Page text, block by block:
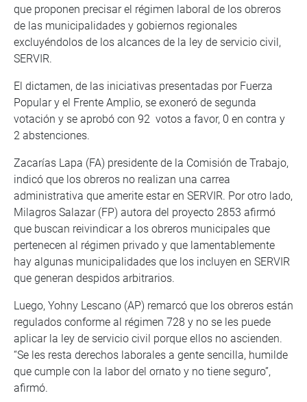
que proponen precisar el régimen laboral de los obreros
de las municipalidades y gobiernos regionales
excluyéndolos de los alcances de la ley de servicio civil,
SERVIR.
El dictamen, de las iniciativas presentadas por Fuerza
Popular y el Frente Amplio, se exoneró de segunda
votación y se aprobó con 92 votos a favor, 0 en contra y
2 abstenciones.
Zacarías Lapa (FA) presidente de la Comisión de Trabajo,
indicó que los obreros no realizan una carrea
administrativa que amerite estar en SERVIR. Por otro lado,
Milagros Salazar (FP) autora del proyecto 2853 afirmó
que buscan reivindicar a los obreros municipales que
pertenecen al régimen privado y que lamentablemente
hay algunas municipalidades que los incluyen en SERVIR
que generan despidos arbitrarios.
Luego, Yohny Lescano (AP) remarcó que los obreros están
regulados conforme al régimen 728 y no se les puede
aplicar la ley de servicio civil porque ellos no ascienden.
“Se les resta derechos laborales a gente sencilla, humilde
que cumple con la labor del ornato y no tiene seguro”,
afirmó.